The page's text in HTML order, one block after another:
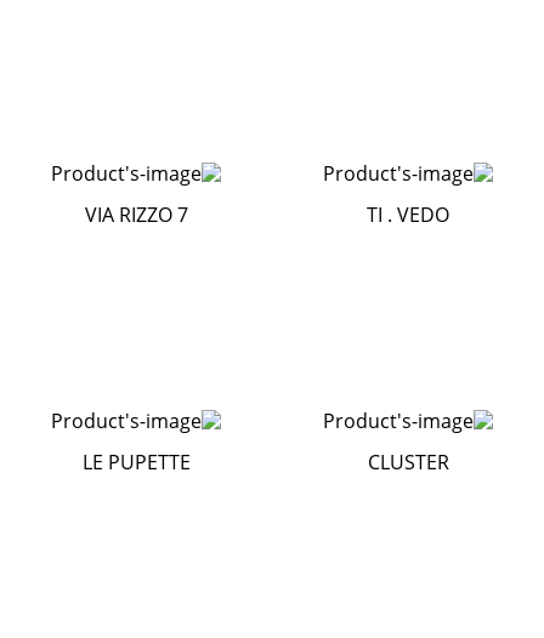
TI . VEDO
VIA RIZZO 7
CLUSTER
LE PUPETTE